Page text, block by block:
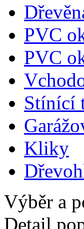
PVC
PVC
Stínící
Kliky
Výběr a
Detail